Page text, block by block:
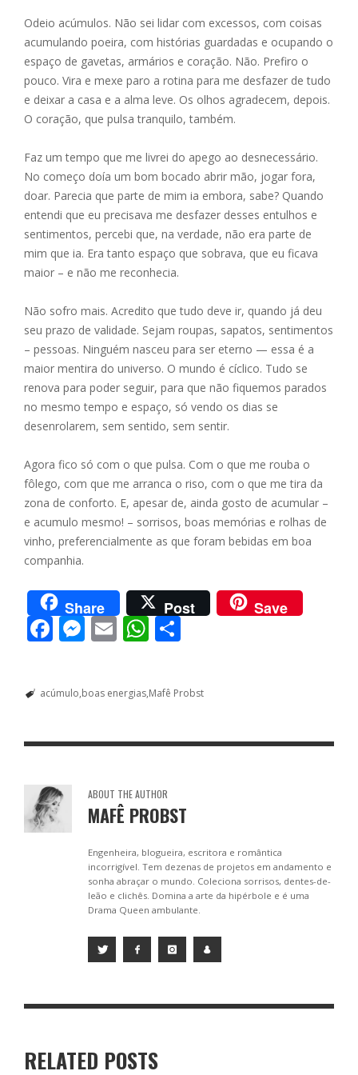
ac
e
b
o
o
k
e
ss
e
n
g
er
m
ai
l
h
at
s
A
p
p
ar
e
Odeio acúmulos. Não sei lidar com excessos, com coisas
acumulando poeira, com histórias guardadas e ocupando o
espaço de gavetas, armários e coração. Não. Prefiro o
pouco. Vira e mexe paro a rotina para me desfazer de tudo
e deixar a casa e a alma leve. Os olhos agradecem, depois.
O coração, que pulsa tranquilo, também.
Faz um tempo que me livrei do apego ao desnecessário.
No começo doía um bom bocado abrir mão, jogar fora,
doar. Parecia que parte de mim ia embora, sabe? Quando
entendi que eu precisava me desfazer desses entulhos e
sentimentos, percebi que, na verdade, não era parte de
mim que ia. Era tanto espaço que sobrava, que eu ficava
maior – e não me reconhecia.
Não sofro mais. Acredito que tudo deve ir, quando já deu
seu prazo de validade. Sejam roupas, sapatos, sentimentos
– pessoas. Ninguém nasceu para ser eterno — essa é a
maior mentira do universo. O mundo é cíclico. Tudo se
renova para poder seguir, para que não fiquemos parados
no mesmo tempo e espaço, só vendo os dias se
desenrolarem, sem sentido, sem sentir.
Agora fico só com o que pulsa. Com o que me rouba o
fôlego, com que me arranca o riso, com o que me tira da
zona de conforto. E, apesar de, ainda gosto de acumular –
e acumulo mesmo! – sorrisos, boas memórias e rolhas de
vinho, preferencialmente as que foram bebidas em boa
companhia.
Share Post Save
F
e
b
o
k
M
e
g
er
E
l
W
at
s
p
p
ar
e
acúmulo boas energias Mafê Probst
ABOUT THE AUTHOR
MAFÊ PROBST
Engenheira, blogueira, escritora e romântica
incorrigível. Tem dezenas de projetos em andamento e
sonha abraçar o mundo. Coleciona sorrisos, dentes-de-
leão e clichês. Domina a arte da hipérbole e é uma
Drama Queen ambulante.
RELATED POSTS